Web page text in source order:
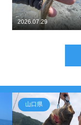
2026.07.29
山口県